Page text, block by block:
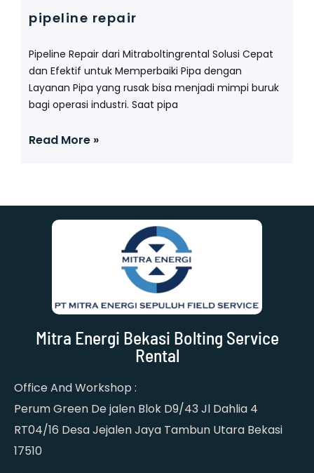
pipeline repair
Pipeline Repair dari Mitraboltingrental Solusi Cepat
dan Efektif untuk Memperbaiki Pipa dengan
Layanan Pipa yang rusak bisa menjadi mimpi buruk
bagi operasi industri. Saat pipa
Read More »
Mitra Energi Bekasi Bolting Service
Rental
Office And Workshop :
Perum Green De jalen Blok D9/43 Jl Dahlia 4
RT04/16 Desa Jejalen Jaya Tambun Utara Bekasi
17510